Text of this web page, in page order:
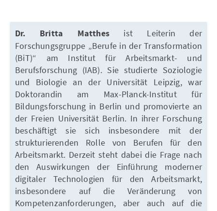
Dr. Britta Matthes ist Leiterin der
Forschungsgruppe „Berufe in der Transformation
(BiT)“ am Institut für Arbeitsmarkt- und
Berufsforschung (IAB). Sie studierte Soziologie
und Biologie an der Universität Leipzig, war
Doktorandin am Max-Planck-Institut für
Bildungsforschung in Berlin und promovierte an
der Freien Universität Berlin. In ihrer Forschung
beschäftigt sie sich insbesondere mit der
strukturierenden Rolle von Berufen für den
Arbeitsmarkt. Derzeit steht dabei die Frage nach
den Auswirkungen der Einführung moderner
digitaler Technologien für den Arbeitsmarkt,
insbesondere auf die Veränderung von
Kompetenzanforderungen, aber auch auf die